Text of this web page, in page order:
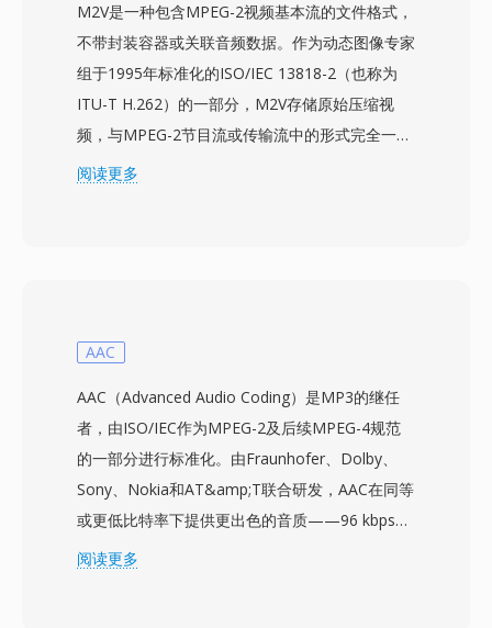
M2V是一种包含MPEG-2视频基本流的文件格式，
不带封装容器或关联音频数据。作为动态图像专家
组于1995年标准化的ISO/IEC 13818-2（也称为
ITU-T H.262）的一部分，M2V存储原始压缩视
频，与MPEG-2节目流或传输流中的形式完全一
致，但去除了所有复用开销。这使M2V文件主要
达80 Mbps。帧内编码帧和预测帧的结合在压缩效
M2V仅包含视频而无音频或同步信息，完整播放
时需要搭配单独的音频文件。DVD制作软件通常
期望输入M2V配合AC3或LPCM音频文件，使该格
式成为专业光盘母带制作和广播准备工作流中不可
或缺的中间步骤。
阅读更多
AAC
AAC（Advanced Audio Coding）是MP3的继任
者，由ISO/IEC作为MPEG-2及后续MPEG-4规范
的一部分进行标准化。由Fraunhofer、Dolby、
Sony、Nokia和AT&amp;T联合研发，AAC在同等
或更低比特率下提供更出色的音质——96 kbps的
AAC音频流在感知质量上通常可媲美128 kbps的
阅读更多